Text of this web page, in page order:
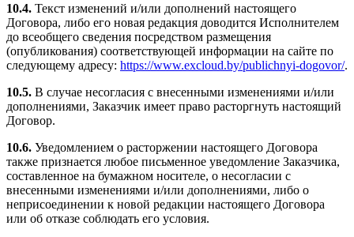
10.4. Текст изменений и/или дополнений настоящего
Договора, либо его новая редакция доводится Исполнителем
до всеобщего сведения посредством размещения
(опубликования) соответствующей информации на сайте по
следующему адресу: https://www.excloud.by/publichnyi-dogovor/.
10.5. В случае несогласия с внесенными изменениями и/или
дополнениями, Заказчик имеет право расторгнуть настоящий
Договор.
10.6. Уведомлением о расторжении настоящего Договора
также признается любое письменное уведомление Заказчика,
составленное на бумажном носителе, о несогласии с
внесенными изменениями и/или дополнениями, либо о
неприсоединении к новой редакции настоящего Договора
или об отказе соблюдать его условия.